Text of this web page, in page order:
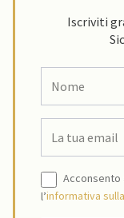
Iscriviti
l’informativa